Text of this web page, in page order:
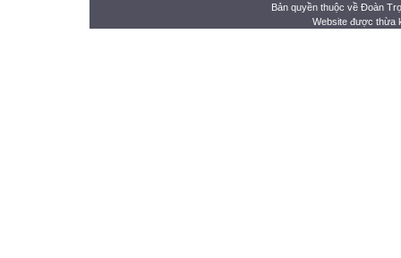
Bản quyền thuộc về Đoàn
Website được thừa